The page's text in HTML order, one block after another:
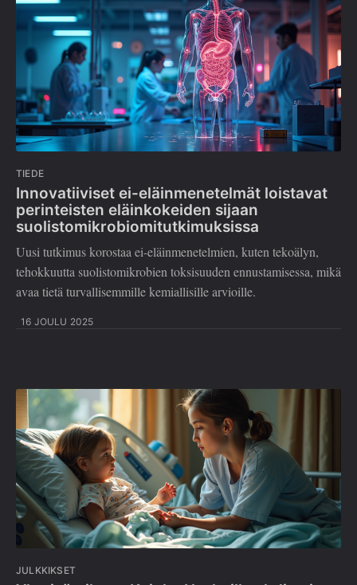
TIEDE
Innovatiiviset ei-eläinmenetelmät loistavat
perinteisten eläinkokeiden sijaan
suolistomikrobiomitutkimuksissa
Uusi tutkimus korostaa ei-eläinmenetelmien, kuten tekoälyn,
tehokkuutta suolistomikrobien toksisuuden ennustamisessa, mikä
avaa tietä turvallisemmille kemiallisille arvioille.
16 JOULU 2025
JULKKIKSET